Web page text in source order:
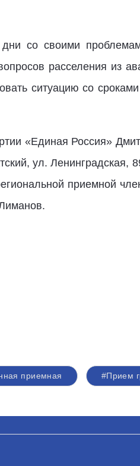
со своими
расселения из
ситуацию со
«Единая Россия»
ул. Ленинградская,
приемной
приемная #Прием